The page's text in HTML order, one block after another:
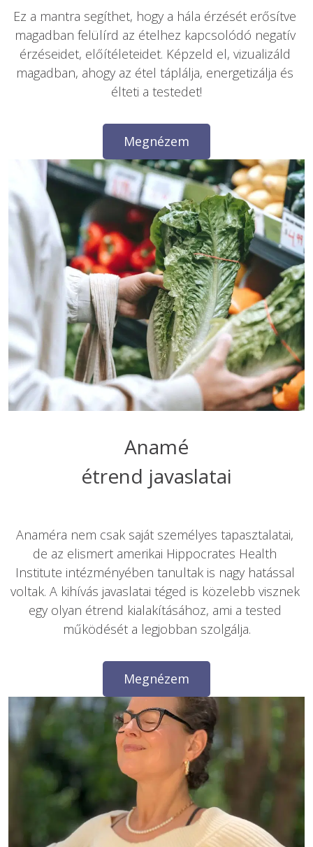
Ez a mantra segíthet, hogy a hála érzését erősítve
magadban felülírd az ételhez kapcsolódó negatív
érzéseidet, előítéleteidet. Képzeld el, vizualizáld
magadban, ahogy az étel táplálja, energetizálja és
élteti a testedet!
Megnézem
Anamé
Anaméra nem csak saját személyes tapasztalatai,
de az elismert amerikai Hippocrates Health
Institute intézményében tanultak is nagy hatással
voltak. A kihívás javaslatai téged is közelebb visznek
egy olyan étrend kialakításához, ami a tested
működését a legjobban szolgálja.
Megnézem